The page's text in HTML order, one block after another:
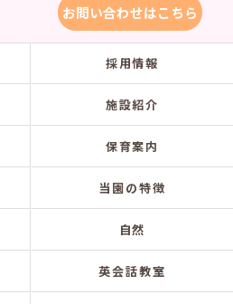
お問い合わせはこちら
採用情報
施設紹介
保育案内
当園の特徴
自然
英会話教室